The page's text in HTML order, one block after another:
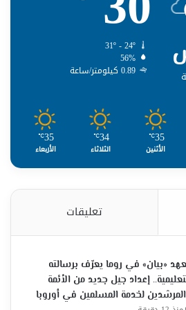
31º - 24º
56%
0.89 كيلومتر/ساعة
35
℃
الأثنين
34
℃
الثلاثاء
35
℃
الأربعاء
تعليقات
«بيان» في روما يعرّف برسالته
إعداد جيل جديد من الأئمة
لخدمة المسلمين في أوروبا